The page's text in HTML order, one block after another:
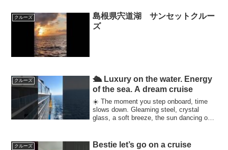
ン)・第3部1...
クルーズ
島根県宍道湖 サンセットクルー
ズ
クルーズ
🛳 Luxury on the water. Energy
of the sea. A dream cruise
☀️ The moment you step onboard, time
slows down. Gleaming steel, crystal
glass, a soft breeze, the sun dancing on
クルーズ
Bestie let’s go on a cruise